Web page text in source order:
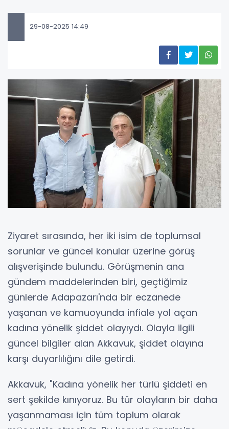
29-08-2025 14:49
Ziyaret sırasında, her iki isim de toplumsal
sorunlar ve güncel konular üzerine görüş
alışverişinde bulundu. Görüşmenin ana
gündem maddelerinden biri, geçtiğimiz
günlerde Adapazarı'nda bir eczanede
yaşanan ve kamuoyunda infiale yol açan
kadına yönelik şiddet olayıydı. Olayla ilgili
güncel bilgiler alan Akkavuk, şiddet olayına
karşı duyarlılığını dile getirdi.
Akkavuk, "Kadına yönelik her türlü şiddeti en
sert şekilde kınıyoruz. Bu tür olayların bir daha
yaşanmaması için tüm toplum olarak